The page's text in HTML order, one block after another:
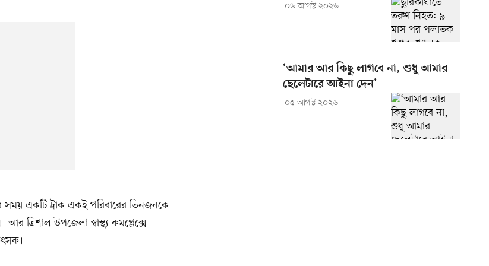
একটি ট্রাক একই পরিবারের তিনজনকে
আর ত্রিশাল উপজেলা স্বাস্থ্য কমপ্লেক্সে
০৬ আগস্ট ২০২৬
‘আমার আর কিছু লাগবে না, শুধু আমার
ছেলেটারে আইনা দেন’
০৫ আগস্ট ২০২৬